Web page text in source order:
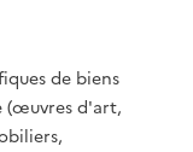
de biens
(œuvres d'art,